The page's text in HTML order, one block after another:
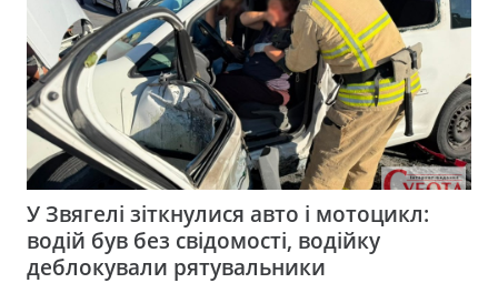
У Звягелі зіткнулися авто і мотоцикл:
водій був без свідомості, водійку
деблокували рятувальники